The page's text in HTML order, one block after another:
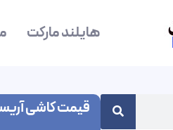
هایلند مارکت
قیمت کاشی